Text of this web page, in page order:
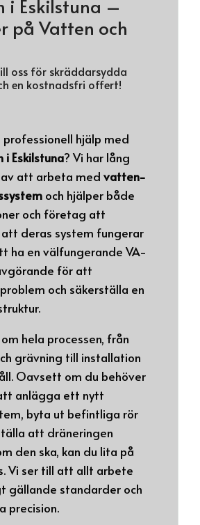
i Eskilstuna –
på Vatten och
oss för skräddarsydda
en kostnadsfri offert!
professionell hjälp med
Eskilstuna? Vi har lång
att arbeta med vatten-
och hjälper både
och företag att
deras system fungerar
ha en välfungerande VA-
för att
och säkerställa en
hela processen, från
grävning till installation
Oavsett om du behöver
anlägga ett nytt
byta ut befintliga rör
att dräneringen
den ska, kan du lita på
Vi ser till att allt arbete
gällande standarder och
precision.